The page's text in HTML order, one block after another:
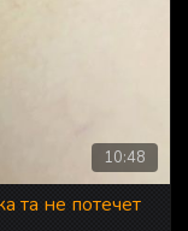
10:48
та не потечет